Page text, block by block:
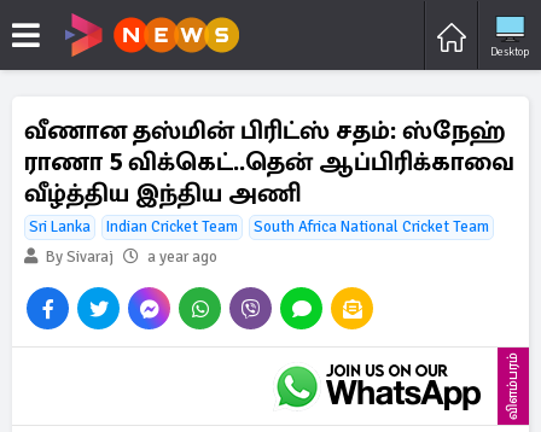
Desktop
வீணான தஸ்மின் பிரிட்ஸ் சதம்: ஸ்நேஹ்
ராணா 5 விக்கெட்..தென் ஆப்பிரிக்காவை
வீழ்த்திய இந்திய அணி
Sri Lanka Indian Cricket Team
South Africa National Cricket Team
By Sivaraj
a year ago
விளம்பரம்